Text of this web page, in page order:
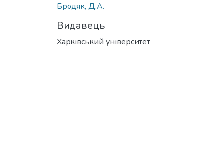
Бродяк, Д.А.
Видавець
Харківський університет